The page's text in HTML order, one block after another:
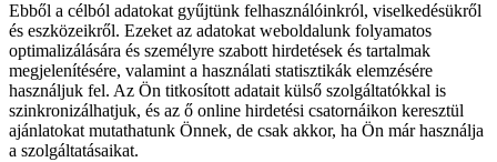
Ebből a célból adatokat gyűjtünk felhasználóinkról, viselkedésükről
és eszközeikről. Ezeket az adatokat weboldalunk folyamatos
optimalizálására és személyre szabott hirdetések és tartalmak
megjelenítésére, valamint a használati statisztikák elemzésére
használjuk fel. Az Ön titkosított adatait külső szolgáltatókkal is
szinkronizálhatjuk, és az ő online hirdetési csatornáikon keresztül
ajánlatokat mutathatunk Önnek, de csak akkor, ha Ön már használja
a szolgáltatásaikat.